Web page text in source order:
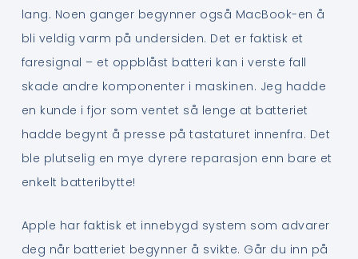
lang. Noen ganger begynner også MacBook-en å
bli veldig varm på undersiden. Det er faktisk et
faresignal – et oppblåst batteri kan i verste fall
skade andre komponenter i maskinen. Jeg hadde
en kunde i fjor som ventet så lenge at batteriet
hadde begynt å presse på tastaturet innenfra. Det
ble plutselig en mye dyrere reparasjon enn bare et
enkelt batteribytte!
Apple har faktisk et innebygd system som advarer
deg når batteriet begynner å svikte. Går du inn på